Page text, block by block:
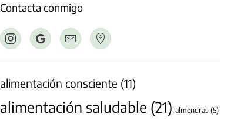
Contacta conmigo
alimentación consciente (11)
alimentación saludable (21) almendras(5)